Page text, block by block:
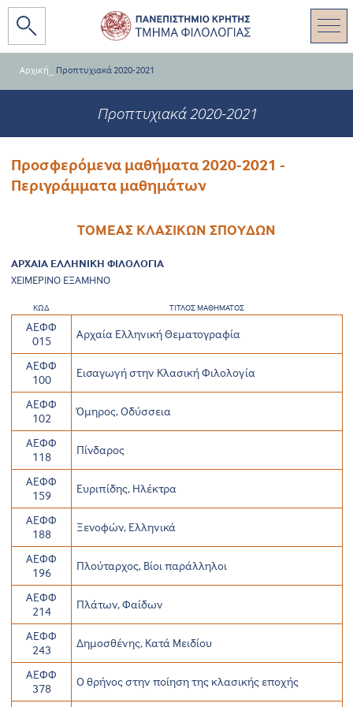
Αρχική Προπτυχιακά 2020-2021
Προπτυχιακά 2020-2021
Προσφερόμενα μαθήματα 2020-2021 -
Περιγράμματα μαθημάτων
ΤΟΜΕΑΣ ΚΛΑΣΙΚΩΝ ΣΠΟΥΔΩΝ
ΑΡΧΑΙΑ ΕΛΛΗΝΙΚΗ ΦΙΛΟΛΟΓΙΑ
ΧΕΙΜΕΡΙΝΟ ΕΞΑΜΗΝΟ
ΚΩΔ ΤΙΤΛΟΣ ΜΑΘΗΜΑΤΟΣ
ΑΕΦΦ
015
Αρχαία Ελληνική Θεματογραφία
ΑΕΦΦ
100
Εισαγωγή στην Κλασική Φιλολογία
ΑΕΦΦ
102
Όμηρος, Οδύσσεια
ΑΕΦΦ
118
Πίνδαρος
ΑΕΦΦ
159
Ευριπίδης, Ηλέκτρα
ΑΕΦΦ
188
Ξενοφών, Ελληνικά
ΑΕΦΦ
196
Πλούταρχος, Βίοι παράλληλοι
ΑΕΦΦ
214
Πλάτων, Φαίδων
ΑΕΦΦ
243
Δημοσθένης, Κατά Μειδίου
ΑΕΦΦ
378
Ο θρήνος στην ποίηση της κλασικής εποχής